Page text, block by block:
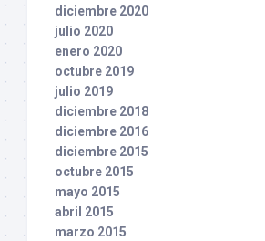
diciembre 2020
julio 2020
enero 2020
octubre 2019
julio 2019
diciembre 2018
diciembre 2016
diciembre 2015
octubre 2015
mayo 2015
abril 2015
marzo 2015